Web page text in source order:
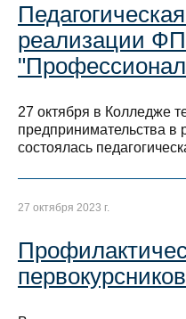
реализации ФП
27 октября в Колледже
предпринимательства в
состоялась
27 октября 2023 г.
первокурсников